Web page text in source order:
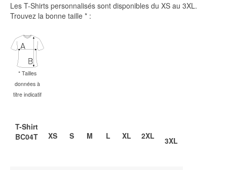
Les T-Shirts personnalisés sont disponibles du XS au 3XL.
Trouvez la bonne taille * :
* Tailles
données à
titre indicatif
T-Shirt
BC04T
XS S M L XL 2XL 3XL